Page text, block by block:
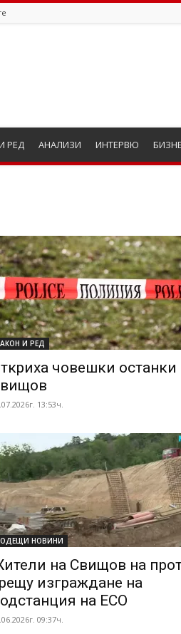
РЕД АНАЛИЗИ ИНТЕРВЮ
И РЕД
човешки останки
13:53ч.
НОВИНИ
на Свищов на
изграждане на
на ЕСО
09:37ч.